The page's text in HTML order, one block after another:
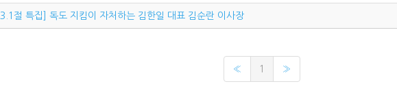
[3.1절 특집] 독도 지킴이 자처하는 김한일 대표 김순란 이사장
« 1 »